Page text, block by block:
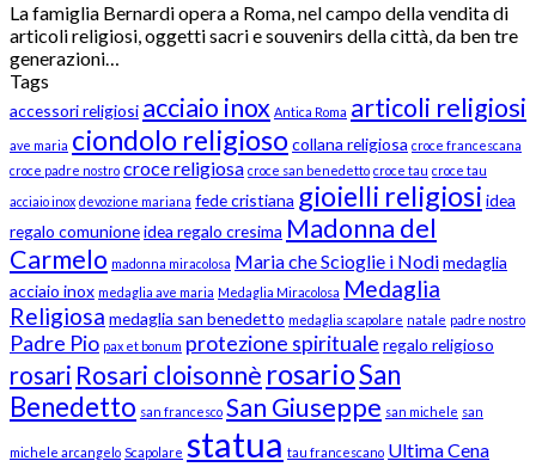
La famiglia Bernardi opera a Roma, nel campo della vendita di
articoli religiosi, oggetti sacri e souvenirs della città, da ben tre
generazioni…
Tags
accessori religiosi acciaio inox Antica Roma articoli religiosi
ave maria ciondolo religiosocollana religiosa croce francescana
croce padre nostro croce religiosa croce san benedetto croce tau croce tau
acciaio inox devozione mariana fede cristiana gioielli religiosi idea
regalo comunioneidea regalo cresima Madonna del
Carmelo madonna miracolosa Maria che Scioglie i Nodimedaglia
acciaio inox medaglia ave maria Medaglia Miracolosa Medaglia
Religiosa medaglia san benedetto medaglia scapolare natale padre nostro
Padre Pio pax et bonum protezione spirituale regalo religioso
rosari Rosari cloisonnè rosarioSan
Benedetto san francesco San Giuseppe san michele san
michele arcangelo Scapolare statua tau francescano Ultima Cena